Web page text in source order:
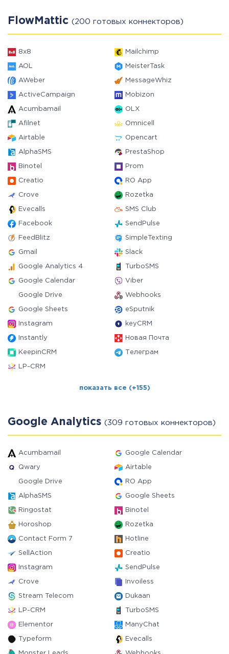
FlowMattic (200 готовых коннекторов)
8x8 Mailchimp
AOL MeisterTask
AWeber MessageWhiz
ActiveCampaign Mobizon
Acumbamail OLX
Afilnet Omnicell
Airtable Opencart
AlphaSMS PrestaShop
Binotel Prom
Creatio RO App
Crove Rozetka
Evecalls SMS Club
Facebook SendPulse
FeedBlitz SimpleTexting
Gmail Slack
Google Analytics 4 TurboSMS
Google Calendar Viber
Google Drive Webhooks
Google Sheets eSputnik
Instagram keyCRM
Instantly Новая Почта
KeepinCRM Телеграм
LP-CRM
показать все (+155)
Google Analytics (309 готовых коннекторов)
Acumbamail Google Calendar
Qwary Airtable
Google Drive RO App
AlphaSMS Google Sheets
Ringostat Binotel
Horoshop Rozetka
Contact Form 7 Hotline
SellAction Creatio
Instagram SendPulse
Crove Invoiless
Stream Telecom Dukaan
LP-CRM TurboSMS
Elementor ManyChat
Typeform Evecalls